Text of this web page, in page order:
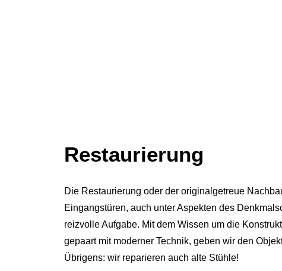
Restaurierung
Die Restaurierung oder der originalgetreue
Eingangstüren, auch unter Aspekten des
reizvolle Aufgabe. Mit dem Wissen um die
gepaart mit moderner Technik, geben wir den
Übrigens: wir reparieren auch alte Stühle!